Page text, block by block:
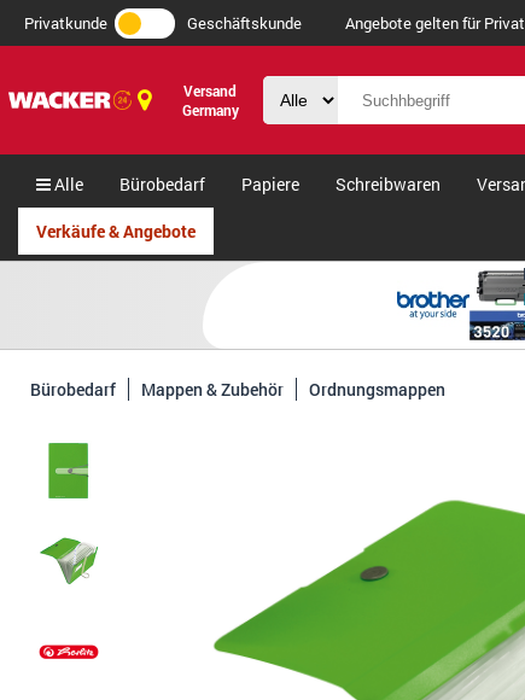
Privatkunde Geschäftskunde Angebote gelten für
Versand
Germany
Alle Bürobedarf Papiere Schreibwaren
Verkäufe & Angebote
Bürobedarf Mappen & Zubehör Ordnungsmappen